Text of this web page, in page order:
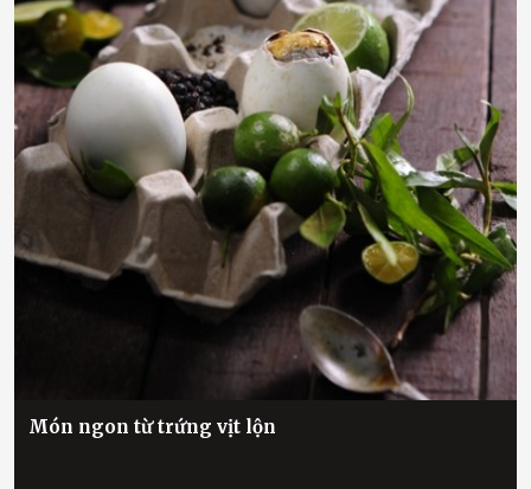
Món ngon từ trứng vịt lộn